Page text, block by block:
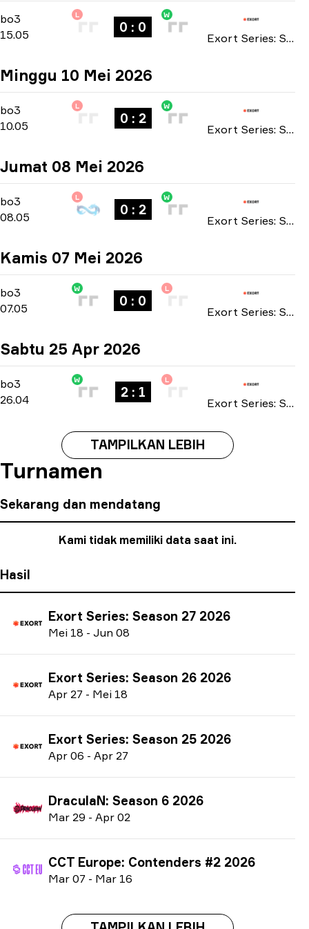
bo3 -bo3
15.05
L
0 : 0
W
Exort Series: Season 26 2026
Minggu 10 Mei 2026
bo3 Main Stage-
10.05
L
0 : 2
W
Exort Series: Season 26 2026
Jumat 08 Mei 2026
bo3 Main Stage-
bo3
08.05
L
0 : 2
W
Exort Series: Season 26 2026
Kamis 07 Mei 2026
bo3 Main Stage-
07.05
W
0 : 0
L
Exort Series: Season 26 2026
Sabtu 25 Apr 2026
bo3 -bo3
26.04
W
2 : 1
L
Exort Series: Season 25 2026
TAMPILKAN LEBIH
Turnamen
Sekarang dan mendatang
Kami tidak memiliki data saat ini.
Hasil
Exort Series: Season 27 2026
Mei 18 - Jun 08
Exort Series: Season 26 2026
Apr 27 - Mei 18
Exort Series: Season 25 2026
Apr 06 - Apr 27
DraculaN: Season 6 2026
Mar 29 - Apr 02
CCT Europe: Contenders #2 2026
Mar 07 - Mar 16